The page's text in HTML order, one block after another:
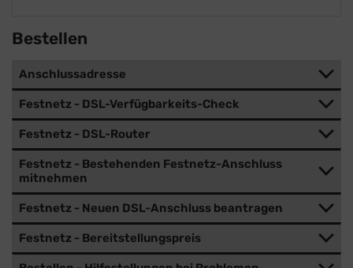
Bestellen
Anschlussadresse
Festnetz - DSL-Verfügbarkeits-Check
Festnetz - DSL-Router
Festnetz - Bestehenden Festnetz-Anschluss
mitnehmen
Festnetz - Neuen DSL-Anschluss beantragen
Festnetz - Bereitstellungspreis